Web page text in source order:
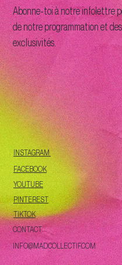
Abonne-toi à notre infolettre
de notre programmation et
exclusivités.
INSTAGRAM
FACEBOOK
YOUTUBE
PINTEREST
TIKTOK
CONTACT
INFO@MADCOLLECTIF.COM